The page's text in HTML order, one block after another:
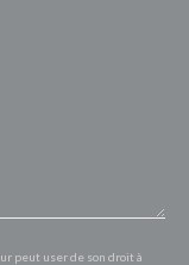
peut user de son droit à